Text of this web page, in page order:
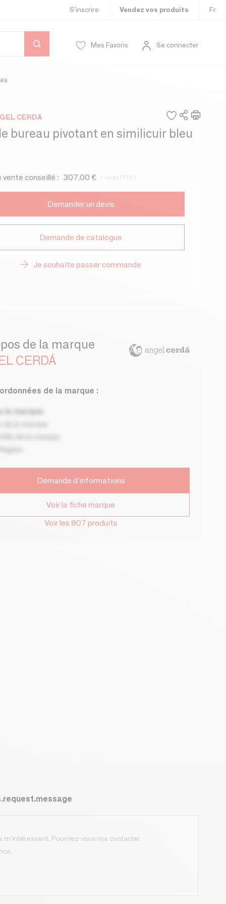
S’inscrire Vendez vos produits Fr
Mes Favoris Se connecter
CERDÁ
bureau pivotant en similicuir bleu
vente conseillé : 307,00 € / unité (TTC)
Demander un devis
Demande de catalogue
Je souhaite passer commande
de la marque
CERDÁ
de la marque :
la marque
Demande d'informations
Voir la fiche marque
Voir les 807 produits